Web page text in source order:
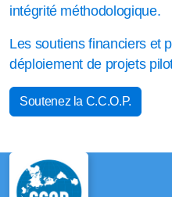
intégrité méthodologique.
Les soutiens financiers et
déploiement de projets
Soutenez la C.C.O.P.